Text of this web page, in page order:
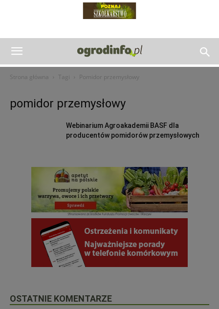
Strona główna Tagi Pomidor przemysłowy
pomidor przemysłowy
Webinarium Agroakademii BASF dla
producentów pomidorów przemysłowych
OSTATNIE KOMENTARZE